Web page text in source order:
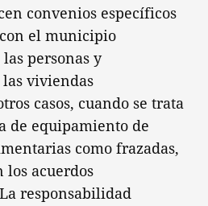
convenios específicos
el municipio
personas y
viviendas
casos, cuando se trata
de equipamiento de
como frazadas,
los acuerdos
responsabilidad